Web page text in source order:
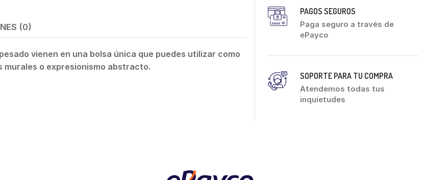
(0)
vienen en una bolsa única que puedes utilizar como
o expresionismo abstracto.
PAGOS SEGUROS
Paga seguro a través de
ePayco
SOPORTE PARA TU COMPRA
Atendemos todas tus
inquietudes